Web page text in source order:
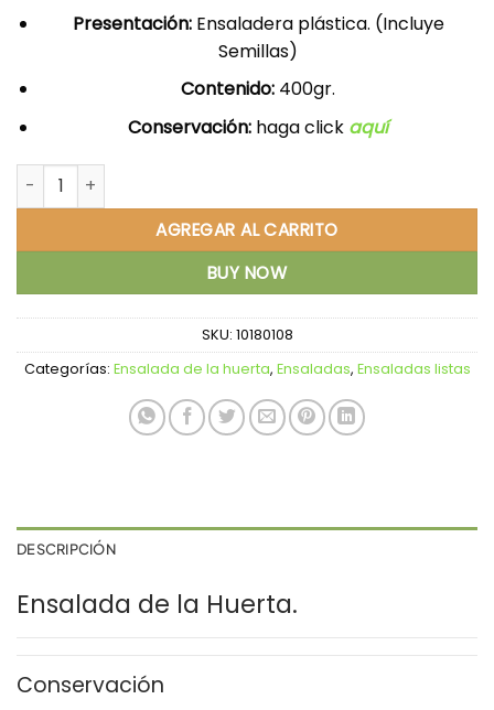
Presentación:Ensaladera plástica. (Incluye
Semillas)
Contenido: 400gr.
Conservación: haga click aquí
Ensalada de la Huerta (grande) cantidad
AGREGAR AL CARRITO
BUY NOW
SKU: 10180108
Categorías: Ensalada de la huerta, Ensaladas, Ensaladas listas
DESCRIPCIÓN
Ensalada de la Huerta.
Conservación